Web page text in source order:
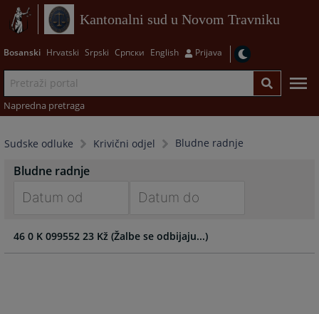
Kantonalni sud u Novom Travniku
Bosanski Hrvatski Srpski Српски English Prijava
Napredna pretraga
Sudske odluke Krivični odjel Bludne radnje
Bludne radnje
forward
to
forward
to
46 0 K 099552 23 Kž (Žalbe se odbijaju...)